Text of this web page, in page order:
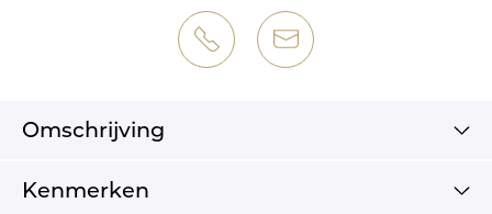
Omschrijving
Kenmerken